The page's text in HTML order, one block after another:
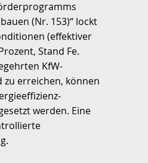
(Nr. 153)“ lockt
(effektiver
Stand Fe.
KfW-
zu erreichen, können
werden. Eine